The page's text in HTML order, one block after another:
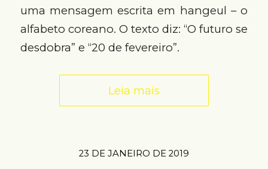
uma mensagem escrita em hangeul – o
alfabeto coreano. O texto diz: “O futuro se
desdobra” e “20 de fevereiro”.
Leia mais
23 DE JANEIRO DE 2019